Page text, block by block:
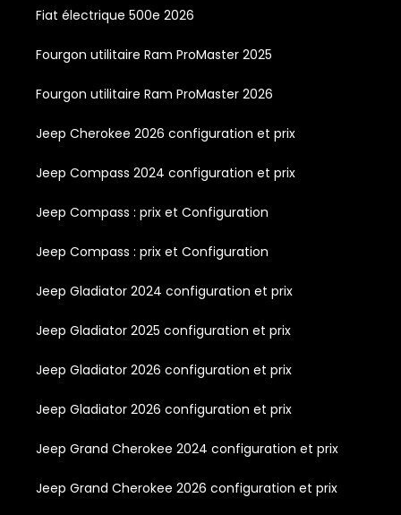
Fiat électrique 500e 2026
Fourgon utilitaire Ram ProMaster 2025
Fourgon utilitaire Ram ProMaster 2026
Jeep Cherokee 2026 configuration et prix
Jeep Compass 2024 configuration et prix
Jeep Compass : prix et Configuration
Jeep Compass : prix et Configuration
Jeep Gladiator 2024 configuration et prix
Jeep Gladiator 2025 configuration et prix
Jeep Gladiator 2026 configuration et prix
Jeep Gladiator 2026 configuration et prix
Jeep Grand Cherokee 2024 configuration et prix
Jeep Grand Cherokee 2026 configuration et prix